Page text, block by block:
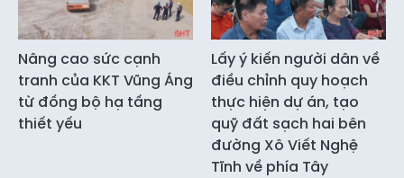
Nâng cao sức cạnh
tranh của KKT Vũng Áng
từ đồng bộ hạ tầng
thiết yếu
Lấy ý kiến người dân về
điều chỉnh quy hoạch
thực hiện dự án, tạo
quỹ đất sạch hai bên
đường Xô Viết Nghệ
Tĩnh về phía Tây